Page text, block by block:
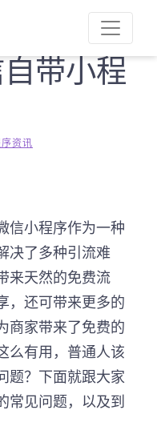
带小程
资讯
信小程序作为一种
决了多种引流难
来天然的免费流
，还可带来更多的
商家带来了免费的
么有用，普通人该
题？下面就跟大家
常见问题，以及到